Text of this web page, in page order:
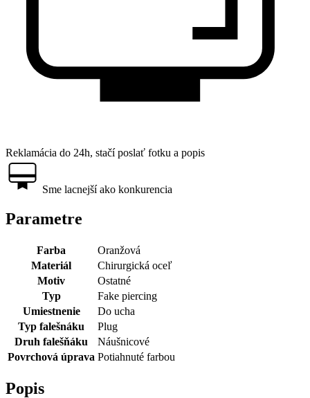
Reklamácia do 24h, stačí poslať fotku a popis
Sme lacnejší ako konkurencia
Parametre
Farba
Oranžová
Materiál
Chirurgická oceľ
Motiv
Ostatné
Typ
Fake piercing
Umiestnenie
Do ucha
Typ falešnáku
Plug
Druh falešňáku
Náušnicové
Povrchová úprava Potiahnuté farbou
Popis